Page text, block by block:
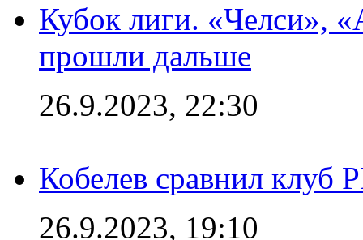
Кубок лиги. «Челси»,
прошли дальше
26.9.2023, 22:30
Кобелев сравнил клуб
26.9.2023, 19:10